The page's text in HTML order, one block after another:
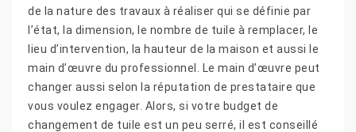
de la nature des travaux à réaliser qui se définie par
l’état, la dimension, le nombre de tuile à remplacer, le
lieu d’intervention, la hauteur de la maison et aussi le
main d’œuvre du professionnel. Le main d’œuvre peut
changer aussi selon la réputation de prestataire que
vous voulez engager. Alors, si votre budget de
changement de tuile est un peu serré, il est conseillé